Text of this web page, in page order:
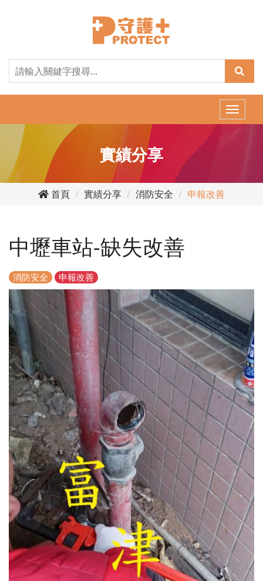
Toggle
實績分享
首頁 實績分享 消防安全 申報改善
中壢車站-缺失改善
消防安全 申報改善